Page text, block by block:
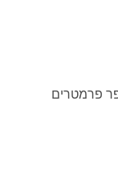
פרמטרים